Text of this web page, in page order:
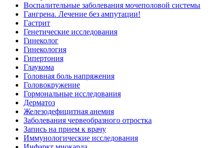
Воспалительные заболевания мочеполовой системы
Гангрена. Лечение без ампутации!
Гастрит
Генетические исследования
Гинеколог
Гинекология
Гипертония
Глаукома
Головная боль напряжения
Головокружение
Гормональные исследования
Дерматоз
Железодефицитная анемия
Заболевания червеобразного отростка
Запись на прием к врачу
Иммунологические исследования